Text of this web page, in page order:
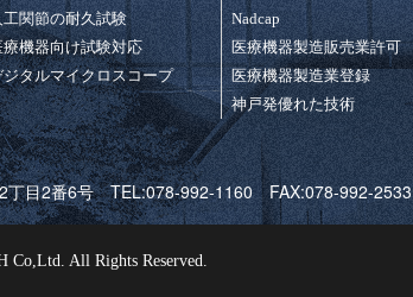
工関節の耐久試験
療機器向け試験対応
ジタルマイクロスコープ
Nadcap
医療機器製造販売業許可
医療機器製造業登録
神戸発優れた技術
目2番6号 TEL:078-992-1160 FAX:078-992-2533
All Rights Reserved.